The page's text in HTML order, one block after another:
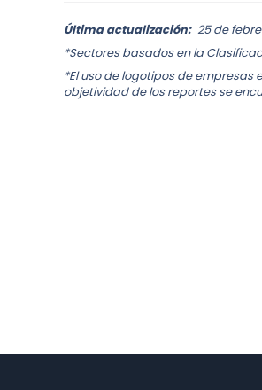
Última actualización: 25 de
*Sectores basados en la
*El uso de logotipos de
objetividad de los reportes se